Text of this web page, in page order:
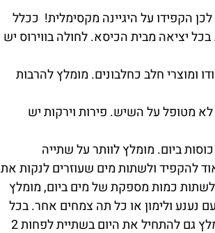
הקפידו על היגיינה מקסימלית!  ככלל
יציאה מבית הכיסא. לחולה בווירוס יש
ומוצרי חלב כחלבונים. מומלץ להרבות
מטופל על השיש. פירות וירקות יש
בקיץ-לפחות 8 כוסות ביום. מומלץ לוותר על שתייה
להקפיד ולשתות מים שעוזרים לנקות את
לשתות כמות מספקת של מים ביום, מומלץ
נענע ולימון או כל תה צמחים אחר. בכל